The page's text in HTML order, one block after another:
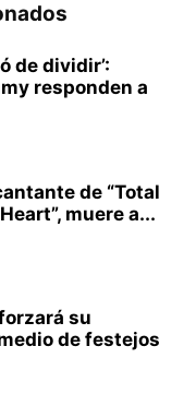
de dividir’:
responden a
de “Total
muere a...
su
de festejos